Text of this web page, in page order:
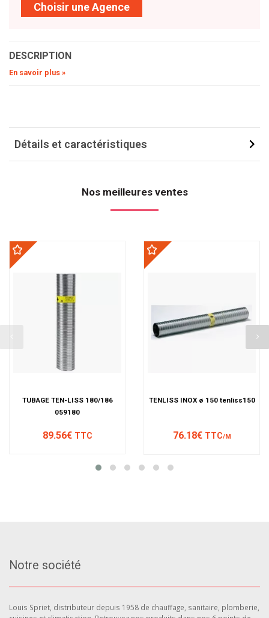
Choisir une Agence
DESCRIPTION
En savoir plus »
Détails et caractéristiques
Nos meilleures ventes
TUBAGE TEN-LISS 180/186
059180
89.56€ TTC
TENLISS INOX ø 150 tenliss150
76.18€ TTC/M
Notre société
Louis Spriet, distributeur depuis 1958 de chauffage, sanitaire, plomberie,